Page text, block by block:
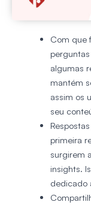
Com que
perguntas
algumas
mantém
assim os
seu
primeira
surgirem
insights.
dedicado